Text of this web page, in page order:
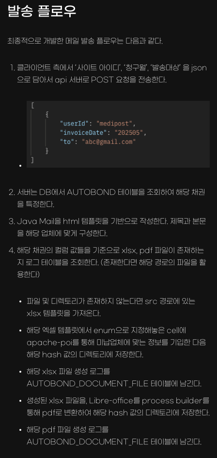
발송 플로우
최종적으로 개발한 메일 발송 플로우는 다음과 같다.
클라이언트 측에서 ‘사이트 아이디’, ‘청구월’, ‘발송대상’ 을 json
으로 담아서 api 서버로 POST 요청을 전송한다.
서버는 DB에서 AUTOBOND 테이블을 조회하여 해당 채권
을 특정한다.
Java Mail을 html 템플릿을 기반으로 작성한다. 제목과 본문
을 해당 업체에 맞게 구성한다.
해당 채권의 컬럼 값들을 기준으로 xlsx, pdf 파일이 존재하는
지 로그 테이블을 조회한다. (존재한다면 해당 경로의 파일을 활
용한다)
파일 및 디렉토리가 존재하지 않는다면 src 경로에 있는
xlsx 템플릿을 가져온다.
해당 엑셀 템플릿에서 enum으로 지정해놓은 cell에
apache-poi를 통해 미납업체에 맞는 정보를 기입한 다음
해당 hash 값의 디렉토리에 저장한다.
해당 xlsx 파일 생성 로그를
AUTOBOND_DOCUMENT_FILE 테이블에 남긴다.
생성된 xlsx 파일을, Libre-office를 process builder를
통해 pdf로 변환하여 해당 hash 값의 디렉토리에 저장한다.
해당 pdf 파일 생성 로그를
AUTOBOND_DOCUMENT_FILE 테이블에 남긴다.